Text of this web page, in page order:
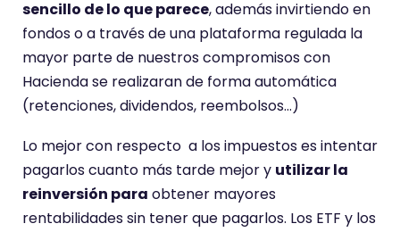
sencillo de lo que parece, además invirtiendo en
fondos o a través de una plataforma regulada la
mayor parte de nuestros compromisos con
Hacienda se realizaran de forma automática
(retenciones, dividendos, reembolsos…)
Lo mejor con respecto a los impuestos es intentar
pagarlos cuanto más tarde mejor y utilizar la
reinversión para obtener mayores
rentabilidades sin tener que pagarlos. Los ETF y los